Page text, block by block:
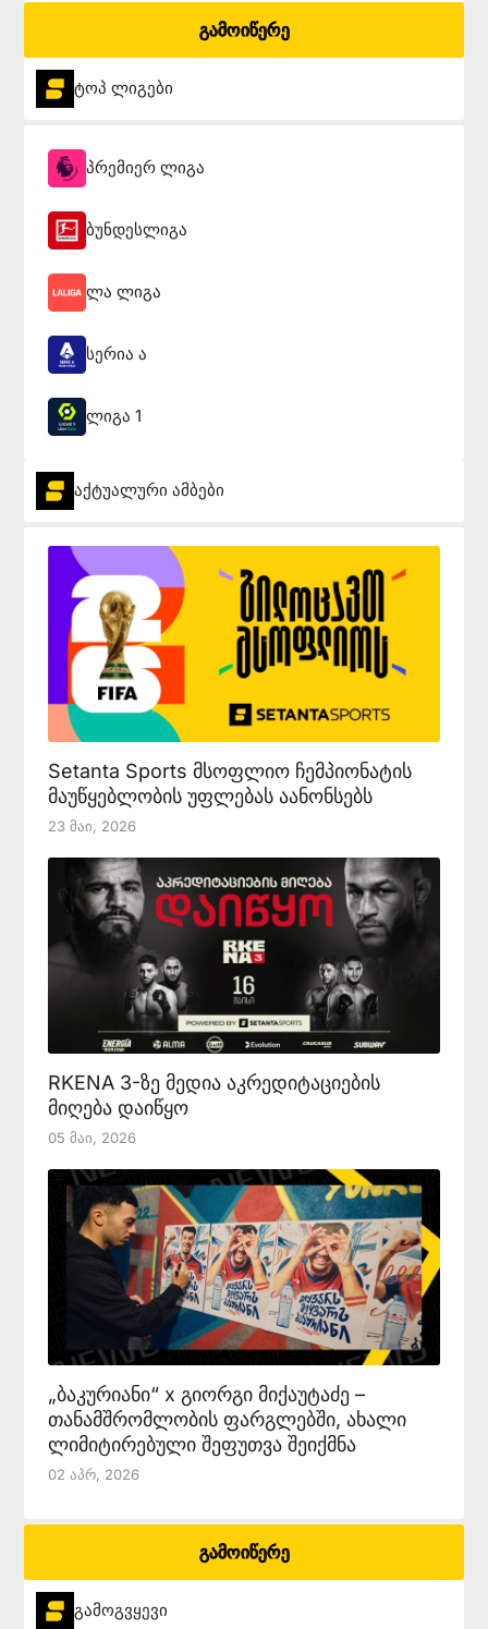
გამოიწერე
ტოპ ლიგები
პრემიერ ლიგა
ბუნდესლიგა
ლა ლიგა
სერია ა
ლიგა 1
აქტუალური ამბები
Setanta Sports მსოფლიო ჩემპიონატის
მაუწყებლობის უფლებას აანონსებს
23 Მაი, 2026
RKENA 3-ზე მედია აკრედიტაციების
მიღება დაიწყო
05 Მაი, 2026
„ბაკურიანი“ x გიორგი მიქაუტაძე –
თანამშრომლობის ფარგლებში, ახალი
ლიმიტირებული შეფუთვა შეიქმნა
02 Აპრ, 2026
გამოიწერე
გამოგვყევი